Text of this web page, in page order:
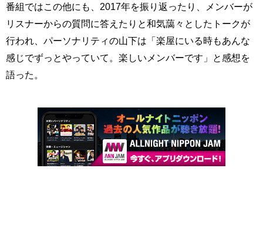
番組ではこの他にも、2017年を振り返ったり、メンバーが
リスナーからの質問に答えたりと和気藹々としたトークが
行われ、パーソナリティの山下は「楽屋にいる時もあんな
感じでずっとやっていて。楽しいメンバーです」と感想を
語った。